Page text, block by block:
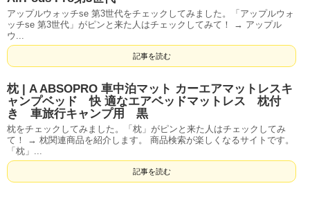
アップルウォッチse 第3世代をチェックしてみました。「アップルウォ
ッチse 第3世代」がピンと来た人はチェックしてみて！ → アップル
ウ...
記事を読む
枕 | A ABSOPRO 車中泊マット カーエアマットレスキ
ャンプベッド 快 適なエアベッドマットレス 枕付
き 車旅行キャンプ用 黒
枕をチェックしてみました。「枕」がピンと来た人はチェックしてみ
て！ → 枕関連商品を紹介します。 商品検索が楽しくなるサイトです。
「枕」...
記事を読む